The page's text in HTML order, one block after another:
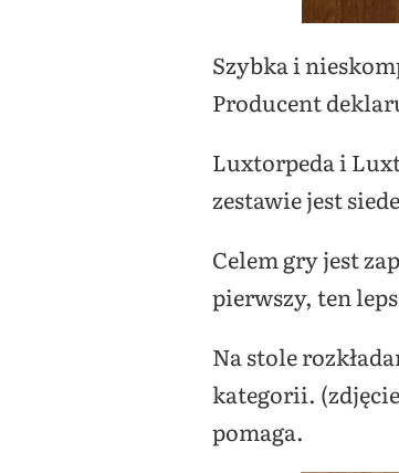
Szybka i
Producent
Luxtorpeda i
zestawie jest
Celem gry jest
pierwszy, ten
Na stole
kategorii.
pomaga.